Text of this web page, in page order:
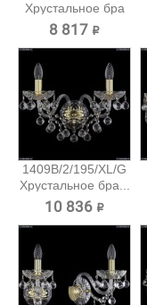
Хрустальное бра
Bohemia...
8 817 ₽
1409B/2/195/XL/G
Хрустальное бра...
10 836 ₽